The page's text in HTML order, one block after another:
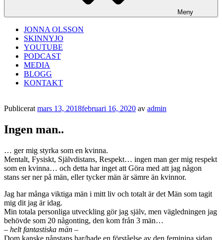
Meny
JONNA OLSSON
SKINNYJO
YOUTUBE
PODCAST
MEDIA
BLOGG
KONTAKT
Publicerat mars 13, 2018februari 16, 2020 av admin
Ingen man..
… ger mig styrka som en kvinna.
Mentalt, Fysiskt, Självdistans, Respekt… ingen man ger mig respekt
som en kvinna… och detta har inget att Göra med att jag någon
stans ser ner på män, eller tycker män är sämre än kvinnor.
Jag har många viktiga män i mitt liv och totalt är det Män som tagit
mig dit jag är idag.
Min totala personliga utveckling gör jag själv, men vägledningen jag
behövde som 20 någonting, den kom från 3 män…
– helt fantastiska män –
Dom kanske nånstans har/hade en förståelse av den feminina sidan